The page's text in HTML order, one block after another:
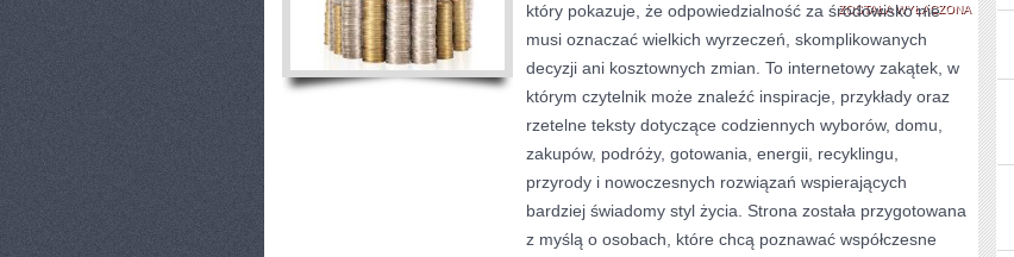
DLA
PLANETY
ZOSTAŁA WYŁĄCZONA
który pokazuje, że odpowiedzialność za środowisko nie
musi oznaczać wielkich wyrzeczeń, skomplikowanych
decyzji ani kosztownych zmian. To internetowy zakątek, w
którym czytelnik może znaleźć inspiracje, przykłady oraz
rzetelne teksty dotyczące codziennych wyborów, domu,
zakupów, podróży, gotowania, energii, recyklingu,
przyrody i nowoczesnych rozwiązań wspierających
bardziej świadomy styl życia. Strona została przygotowana
z myślą o osobach, które chcą poznawać współczesne